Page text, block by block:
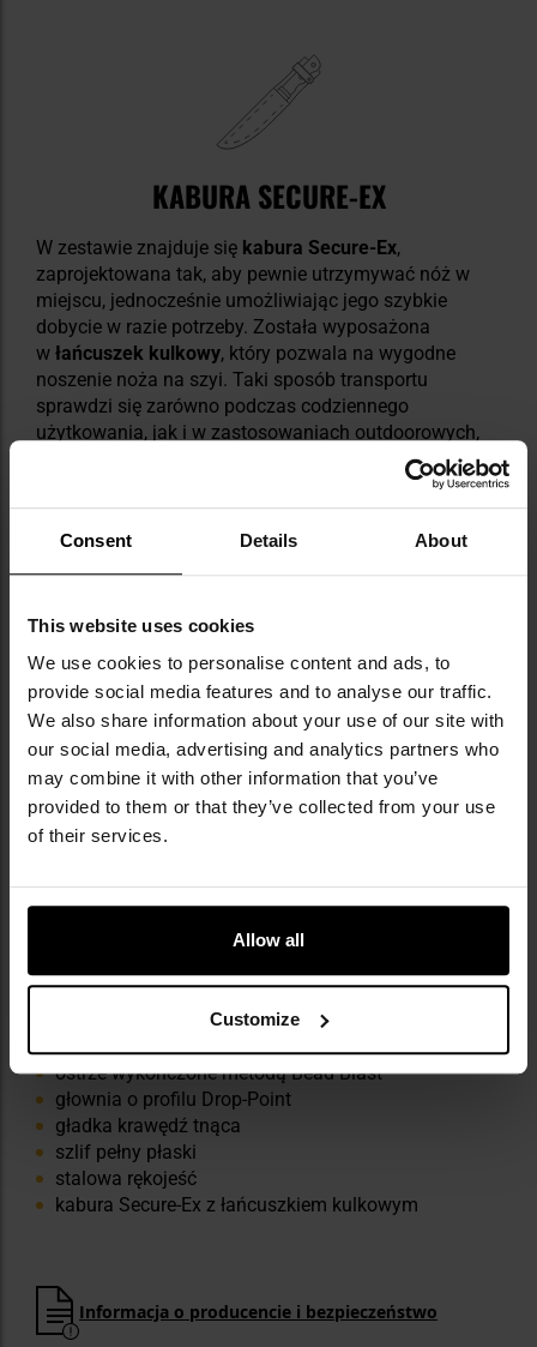
Consent Details About
This website uses cookies
We use cookies to personalise content and ads, to
provide social media features and to analyse our traffic.
We also share information about your use of our site with
our social media, advertising and analytics partners who
may combine it with other information that you’ve
provided to them or that they’ve collected from your use
of their services.
Allow all
Customize
KABURA SECURE-EX
W zestawie znajduje się kabura Secure-Ex,
zaprojektowana tak, aby pewnie utrzymywać nóż w
miejscu, jednocześnie umożliwiając jego szybkie
dobycie w razie potrzeby. Została wyposażona
w łańcuszek kulkowy, który pozwala na wygodne
noszenie noża na szyi. Taki sposób transportu
sprawdzi się zarówno podczas codziennego
użytkowania, jak i w zastosowaniach outdoorowych,
NAJWAŻNIEJSZE CECHY
ultralekka i kompaktowa konstrukcja
ostrze wykończone metodą Bead Blast
głownia o profilu Drop-Point
gładka krawędź tnąca
szlif pełny płaski
stalowa rękojeść
kabura Secure-Ex z łańcuszkiem kulkowym
Informacja o producencie i bezpieczeństwo